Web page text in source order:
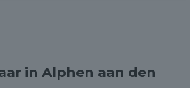
in Alphen aan den